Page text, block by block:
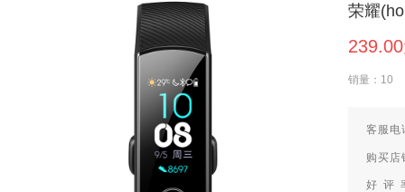
荣耀
销量：10
客服
购买店
好 评